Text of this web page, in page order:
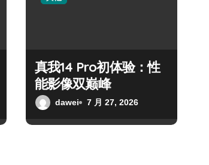
真我14 Pro初体验：性
能影像双巅峰
dawei 7 月 27, 2026